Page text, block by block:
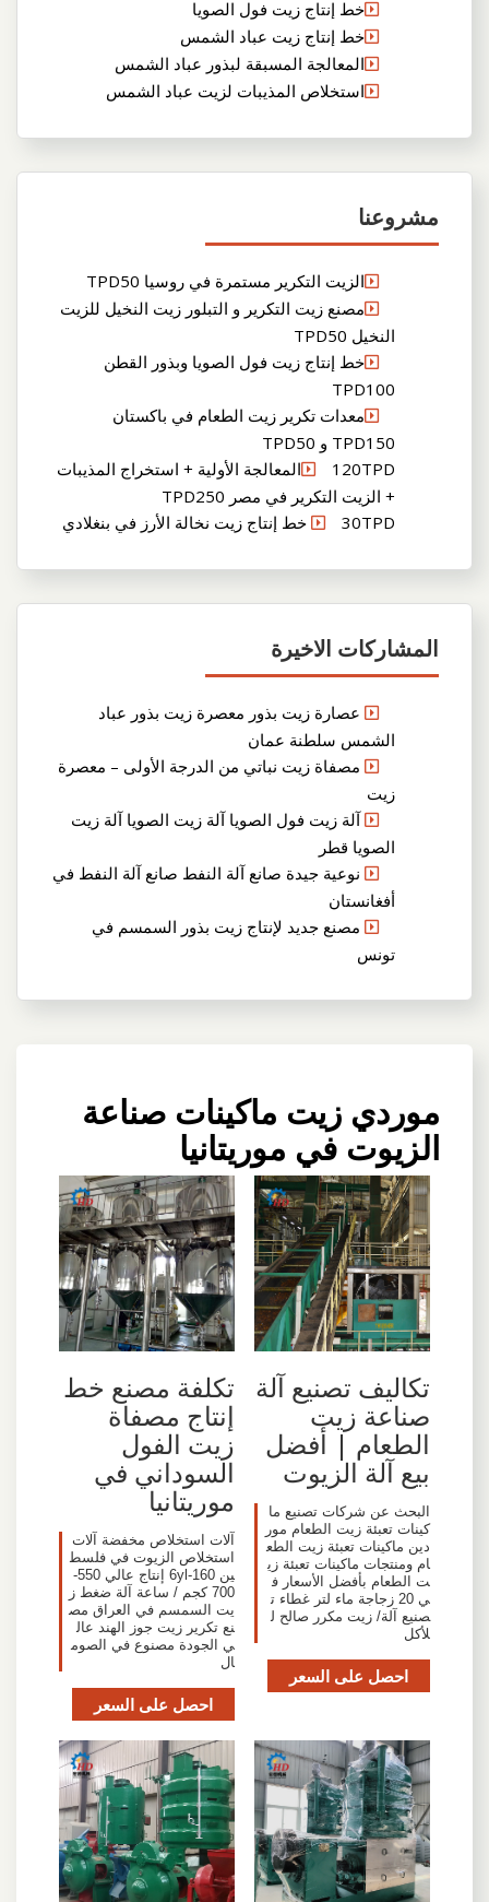
خط إنتاج زيت فول الصويا
خط إنتاج زيت عباد الشمس
المعالجة المسبقة لبذور عباد الشمس
استخلاص المذيبات لزيت عباد الشمس
مشروعنا
الزيت التكرير مستمرة في روسيا TPD50
مصنع زيت التكرير و التبلور زيت النخيل للزيت
النخيل TPD50
خط إنتاج زيت فول الصويا وبذور القطن
TPD100
معدات تكرير زيت الطعام في باكستان
TPD150 و TPD50
120TPDالمعالجة الأولية + استخراج المذيبات
+ الزيت التكرير في مصر TPD250
30TPD خط إنتاج زيت نخالة الأرز في بنغلادي
المشاركات الاخيرة
عصارة زيت بذور معصرة زيت بذور عباد
الشمس سلطنة عمان
مصفاة زيت نباتي من الدرجة الأولى – معصرة
زيت
آلة زيت فول الصويا آلة زيت الصويا آلة زيت
الصويا قطر
نوعية جيدة صانع آلة النفط صانع آلة النفط في
أفغانستان
مصنع جديد لإنتاج زيت بذور السمسم في
تونس
موردي زيت ماكينات صناعة
الزيوت في موريتانيا
تكاليف تصنيع آلة
صناعة زيت
الطعام | أفضل
بيع آلة الزيوت
البحث عن شركات تصنيع ما
كينات تعبئة زيت الطعام مور
دين ماكينات تعبئة زيت الطع
ام ومنتجات ماكينات تعبئة زي
ت الطعام بأفضل الأسعار ف
ي 20 زجاجة ماء لتر غطاء ت
صنيع آلة/ زيت مكرر صالح ل
لأكل
احصل على السعر
تكلفة مصنع خط
إنتاج مصفاة
زيت الفول
السوداني في
موريتانيا
آلات استخلاص مخفضة آلات
استخلاص الزيوت في فلسط
ين 6yl-160 إنتاج عالي 550-
700 كجم / ساعة آلة ضغط ز
يت السمسم في العراق مص
نع تكرير زيت جوز الهند عال
ي الجودة مصنوع في الصوم
ال
احصل على السعر